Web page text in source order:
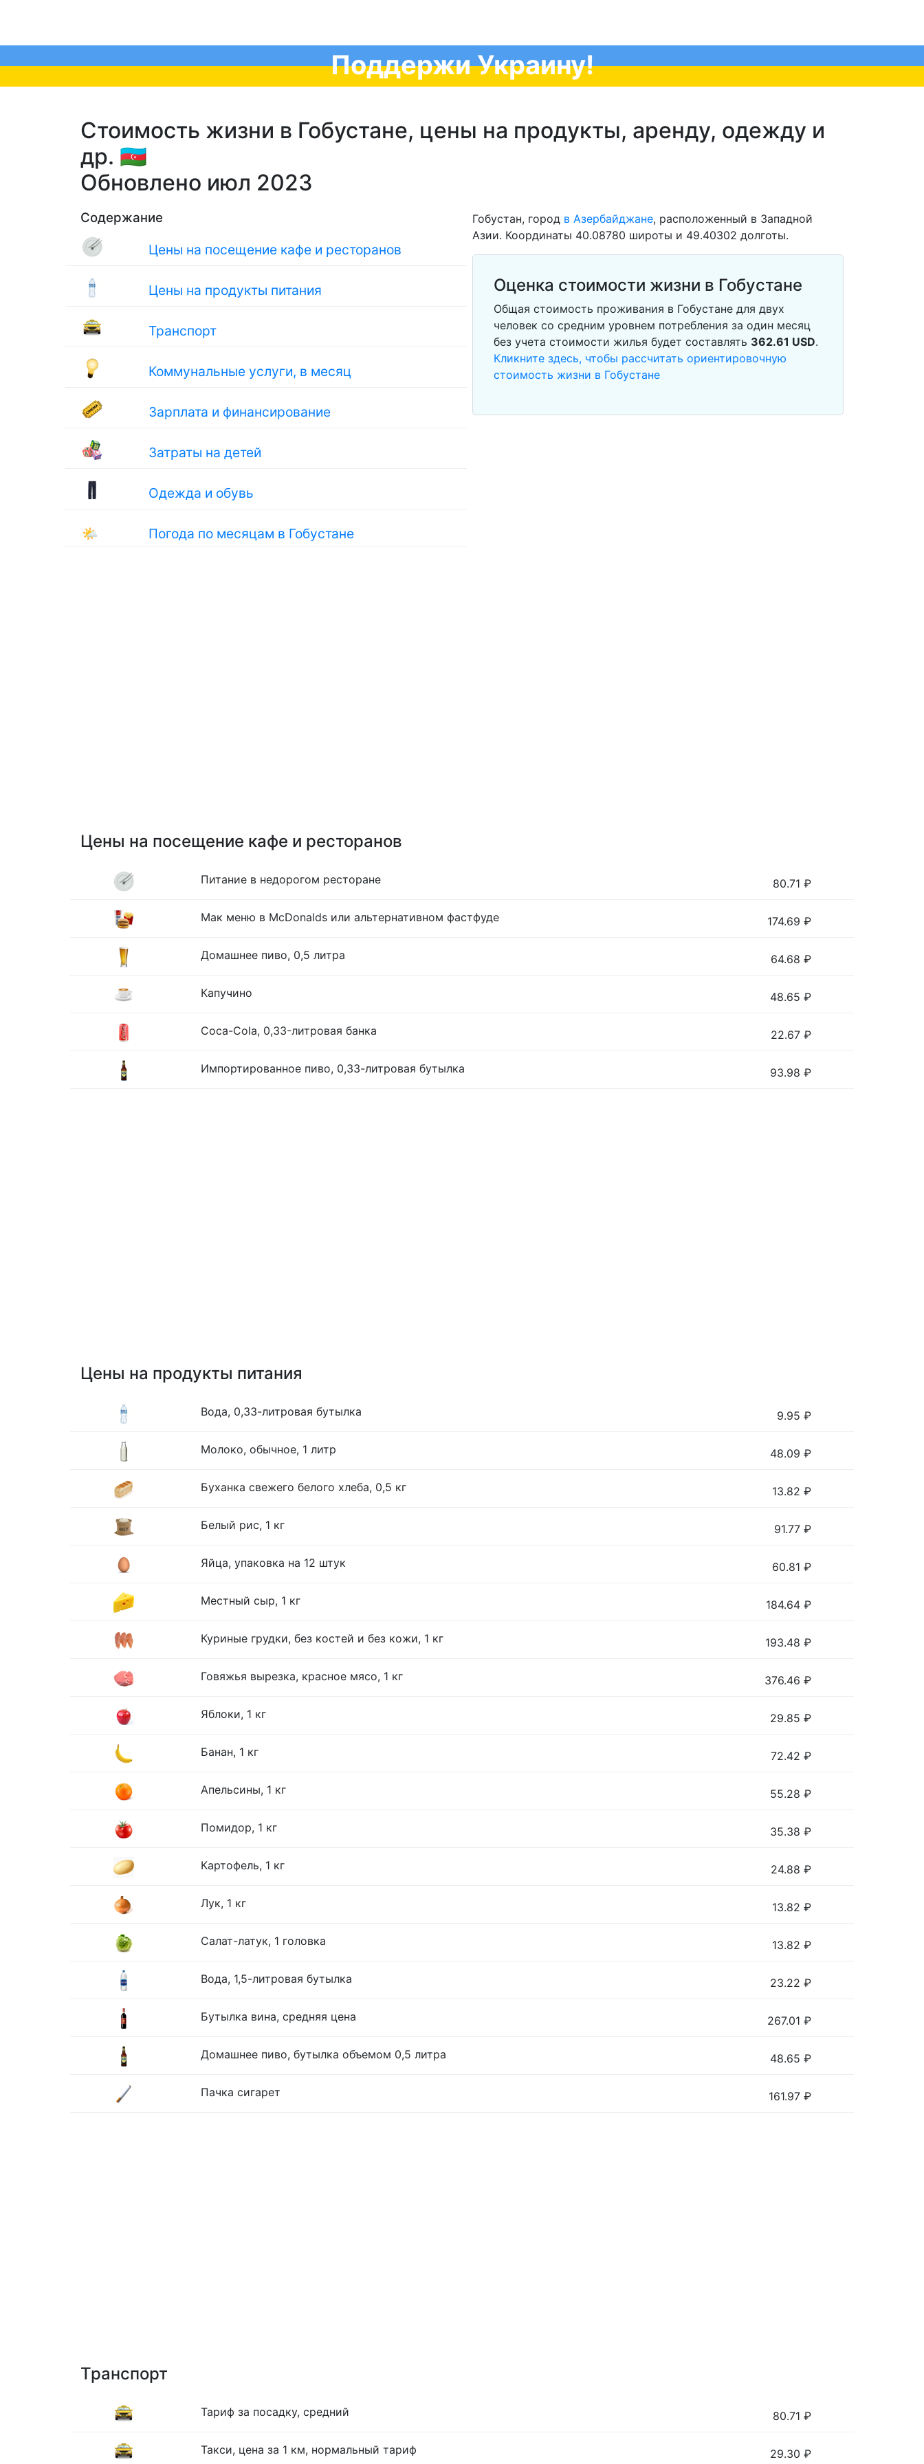
Поддержи Украину!
Стоимость жизни в Гобустане, цены на продукты, аренду, одежду и
др. 🇦🇿
Обновлено июл 2023
Содержание
Цены на посещение кафе и ресторанов
Цены на продукты питания
Транспорт
Коммунальные услуги, в месяц
Зарплата и финансирование
Затраты на детей
Одежда и обувь
🌤 Погода по месяцам в Гобустане
Гобустан, город в Азербайджане, расположенный в Западной
Азии. Координаты 40.08780 широты и 49.40302 долготы.
Оценка стоимости жизни в Гобустане
Общая стоимость проживания в Гобустане для двух
человек со средним уровнем потребления за один месяц
без учета стоимости жилья будет составлять 362.61 USD.
Кликните здесь, чтобы рассчитать ориентировочную
стоимость жизни в Гобустане
Цены на посещение кафе и ресторанов
Питание в недорогом ресторане 80.71 ₽
Мак меню в McDonalds или альтернативном фастфуде 174.69 ₽
Домашнее пиво, 0,5 литра 64.68 ₽
Капучино 48.65 ₽
Coca-Cola, 0,33-литровая банка 22.67 ₽
Импортированное пиво, 0,33-литровая бутылка 93.98 ₽
Цены на продукты питания
Вода, 0,33-литровая бутылка 9.95 ₽
Молоко, обычное, 1 литр 48.09 ₽
Буханка свежего белого хлеба, 0,5 кг 13.82 ₽
Белый рис, 1 кг 91.77 ₽
Яйца, упаковка на 12 штук 60.81 ₽
Местный сыр, 1 кг 184.64 ₽
Куриные грудки, без костей и без кожи, 1 кг 193.48 ₽
Говяжья вырезка, красное мясо, 1 кг 376.46 ₽
Яблоки, 1 кг 29.85 ₽
Банан, 1 кг 72.42 ₽
Апельсины, 1 кг 55.28 ₽
Помидор, 1 кг 35.38 ₽
Картофель, 1 кг 24.88 ₽
Лук, 1 кг 13.82 ₽
Салат-латук, 1 головка 13.82 ₽
Вода, 1,5-литровая бутылка 23.22 ₽
Бутылка вина, средняя цена 267.01 ₽
Домашнее пиво, бутылка объемом 0,5 литра 48.65 ₽
Пачка сигарет 161.97 ₽
Транспорт
Тариф за посадку, средний 80.71 ₽
Такси, цена за 1 км, нормальный тариф 29.30 ₽